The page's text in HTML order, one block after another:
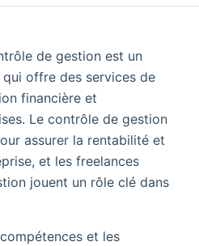
de gestion est un
offre des services de
financière et
Le contrôle de gestion
assurer la rentabilité et
et les freelances
jouent un rôle clé dans
et les